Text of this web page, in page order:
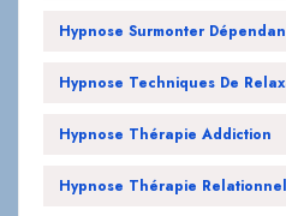
Hypnose Surmonter
Hypnose Techniques De
Hypnose Thérapie Addiction
Hypnose Thérapie